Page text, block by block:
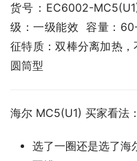
货号：EC6002-
级：一级能效  容量：
征特质：双棒分离加热
圆筒型
海尔 MC5(U1) 买家看法：
选了一圈还是选了海